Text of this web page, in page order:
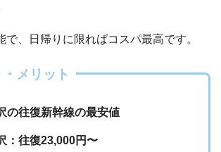
で、日帰りに限ればコスパ最高です。
メリット
の往復新幹線の最安値
：往復23,000円〜